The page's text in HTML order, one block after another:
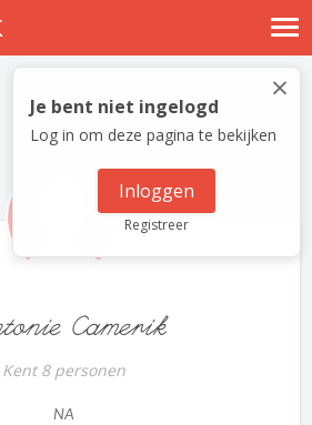
verhalen
Log in
Meld je gratis aan
×
Je bent niet ingelogd
Log in om deze pagina te bekijken
Inloggen
Registreer
Camerik
Kent 8 personen
NA